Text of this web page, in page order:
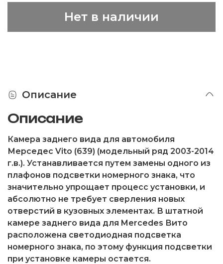
Нет в наличии
Описание
Описание
Камера заднего вида для автомобиля
Мерседес Vito (639) (модельный ряд 2003-2014
г.в.). Устанавливается путем замены одного из
плафонов подсветки номерного знака, что
значительно упрощает процесс установки, и
абсолютно не требует сверления новых
отверстий в кузовных элементах. В штатной
камере заднего вида для Mercedes Вито
расположена светодиодная подсветка
номерного знака, по этому функция подсветки
при установке камеры остается.